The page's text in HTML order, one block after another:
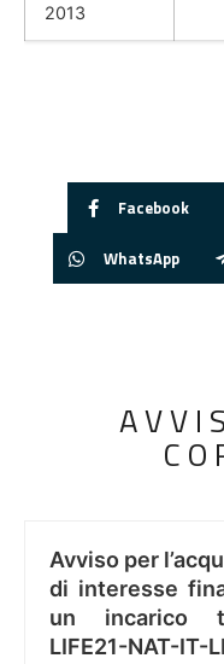
2013
Facebook
WhatsApp
Avviso per
di interesse
un incarico
LIFE21-NAT-IT-